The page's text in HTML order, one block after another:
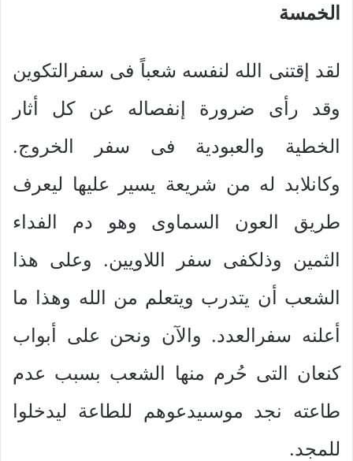
الخمسة
لقد إقتنى الله لنفسه شعباً فى سفرالتكوين
وقد رأى ضرورة إنفصاله عن كل أثار
الخطية والعبودية فى سفر الخروج.
وكانلابد له من شريعة يسير عليها ليعرف
طريق العون السماوى وهو دم الفداء
الثمين وذلكفى سفر اللاويين. وعلى هذا
الشعب أن يتدرب ويتعلم من الله وهذا ما
أعلنه سفرالعدد. والآن ونحن على أبواب
كنعان التى حُرم منها الشعب بسبب عدم
طاعته نجد موسىيدعوهم للطاعة ليدخلوا
للمجد.